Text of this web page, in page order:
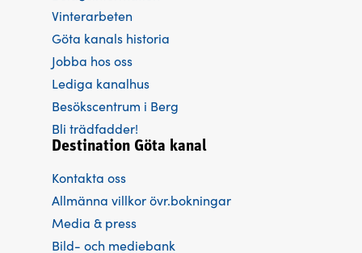
Vinterarbeten
Göta kanals historia
Jobba hos oss
Lediga kanalhus
Besökscentrum i Berg
Bli trädfadder!
Destination Göta kanal
Kontakta oss
Allmänna villkor övr.bokningar
Media & press
Bild- och mediebank